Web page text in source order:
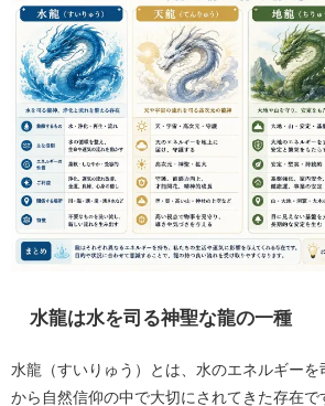
水龍は水を司る神聖な龍の一種
水龍（すいりゅう）とは、水のエネルギーを
から自然信仰の中で大切にされてきた存在で